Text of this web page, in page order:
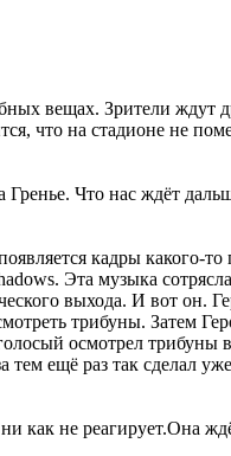
вещах. Зрители ждут
что на стадионе не
Что нас ждёт
кадры какого-
Эта музыка сотрясла
выхода. И вот он.
трибуны. Затем
осмотрел трибуны
тем ещё раз так сделал
как не реагирует.Она